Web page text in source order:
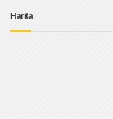
Harita